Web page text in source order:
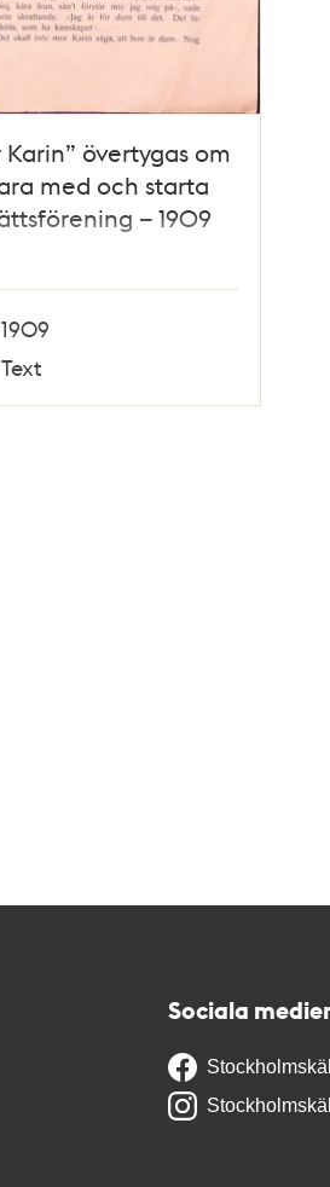
Karin” övertygas om
med och starta
– 1909
1909
Text
Sociala